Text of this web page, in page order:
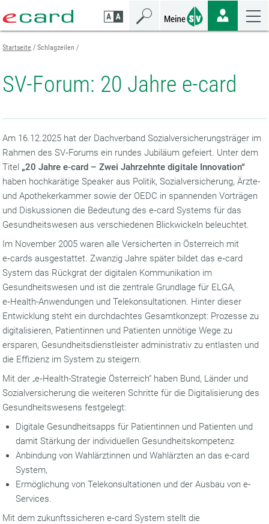
Seiteninhalt
springen
Navigation
springen
Mobilen
Navigation
springen
Startseite Schlagzeilen
SV-Forum: 20 Jahre e-card
Am 16.12.2025 hat der Dachverband Sozialversicherungsträger im
Rahmen des SV‑Forums ein rundes Jubiläum gefeiert. Unter dem
Titel „20 Jahre e‑card – Zwei Jahrzehnte digitale Innovation“
haben hochkarätige Speaker aus Politik, Sozialversicherung, Ärzte-
und Apothekerkammer sowie der OEDC in spannenden Vorträgen
und Diskussionen die Bedeutung des e‑card Systems für das
Gesundheitswesen aus verschiedenen Blickwickeln beleuchtet.
Im November 2005 waren alle Versicherten in Österreich mit
e‑cards ausgestattet. Zwanzig Jahre später bildet das e‑card
System das Rückgrat der digitalen Kommunikation im
Gesundheitswesen und ist die zentrale Grundlage für ELGA,
e‑Health-Anwendungen und Telekonsultationen. Hinter dieser
Entwicklung steht ein durchdachtes Gesamtkonzept: Prozesse zu
digitalisieren, Patientinnen und Patienten unnötige Wege zu
ersparen, Gesundheitsdienstleister administrativ zu entlasten und
die Effizienz im System zu steigern.
Mit der „e‑Health-Strategie Österreich“ haben Bund, Länder und
Sozialversicherung die weiteren Schritte für die Digitalisierung des
Gesundheitswesens festgelegt:
Digitale Gesundheitsapps für Patientinnen und Patienten und
damit Stärkung der individuellen Gesundheitskompetenz
Anbindung von Wahlärztinnen und Wahlärzten an das e-card
System,
Ermöglichung von Telekonsultationen und der Ausbau von e-
Services.
Mit dem zukunftssicheren e‑card System stellt die